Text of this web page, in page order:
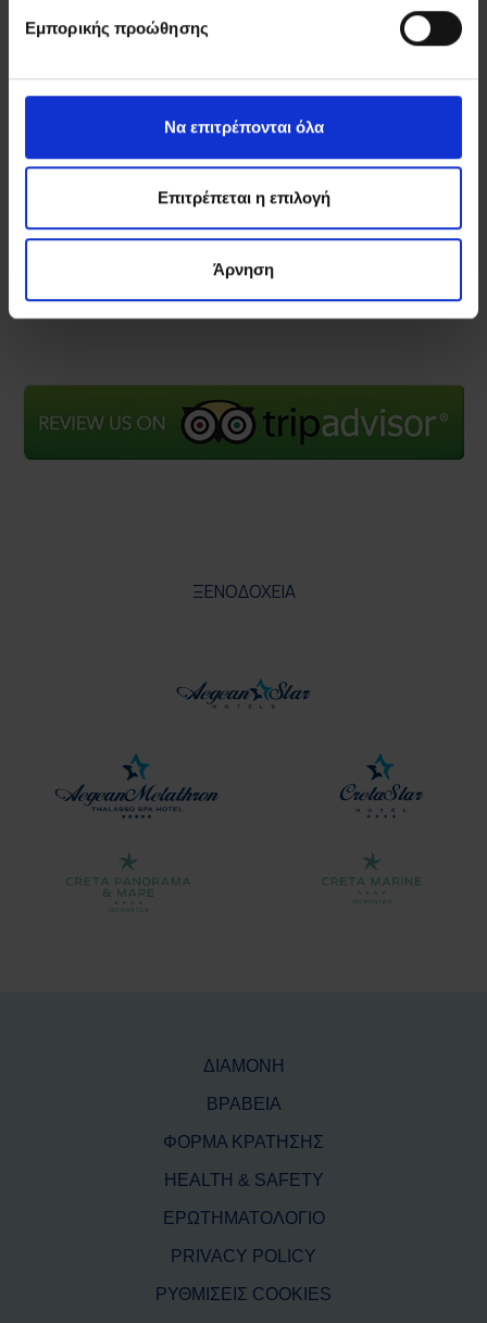
Εμπορικής προώθησης
Να επιτρέπονται όλα
Επιτρέπεται η επιλογή
Άρνηση
Έχω διαβάσει και συμφωνώ με τηνΠολιτική
Απορρήτου
ΞΕΝΟΔΟΧΕΙΑ
ΔΙΑΜΟΝΗ
ΒΡΑΒΕΙΑ
ΦΟΡΜΑ ΚΡΑΤΗΣΗΣ
HEALTH & SAFETY
ΕΡΩΤΗΜΑΤΟΛΟΓΙΟ
PRIVACY POLICY
ΡΥΘΜΙΣΕΙΣ COOKIES